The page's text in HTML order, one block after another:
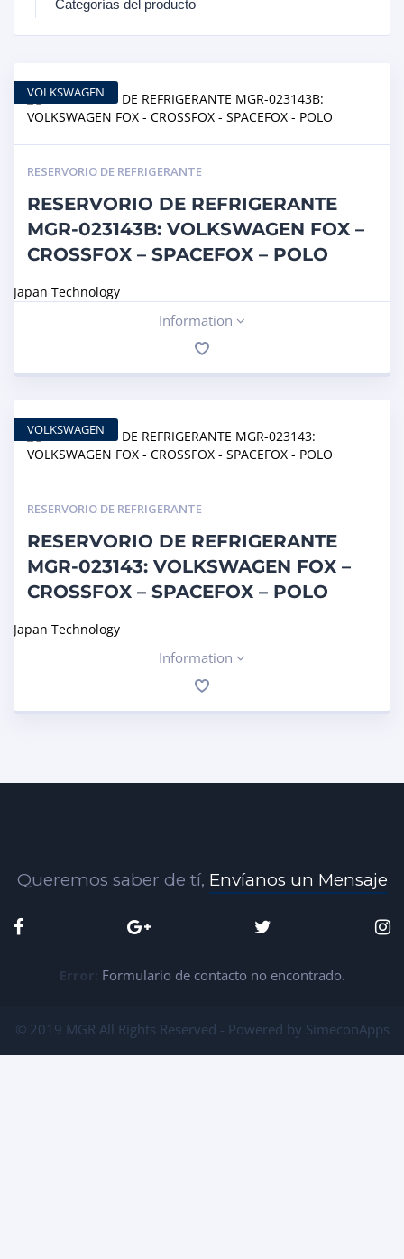
RESERVORIO DE REFRIGERANTE
RESERVORIO DE REFRIGERANTE
MGR-023143B: VOLKSWAGEN FOX –
CROSSFOX – SPACEFOX – POLO
Japan Technology
Information
VOLKSWAGEN
RESERVORIO DE REFRIGERANTE
RESERVORIO DE REFRIGERANTE
MGR-023143: VOLKSWAGEN FOX –
CROSSFOX – SPACEFOX – POLO
Japan Technology
Information
VOLKSWAGEN
Queremos saber de tí, Envíanos un Mensaje
Error: Formulario de contacto no encontrado.
© 2019 MGR All Rights Reserved - Powered by SimeconApps